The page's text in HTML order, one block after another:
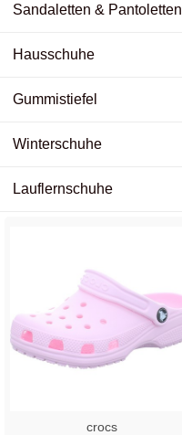
Sandaletten & Pantoletten
Hausschuhe
Gummistiefel
Winterschuhe
Lauflernschuhe
crocs